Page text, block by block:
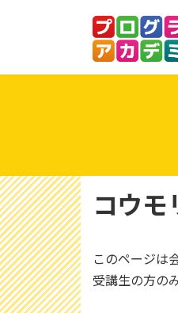
プ
動
コウモ
このページは
受講生の方の